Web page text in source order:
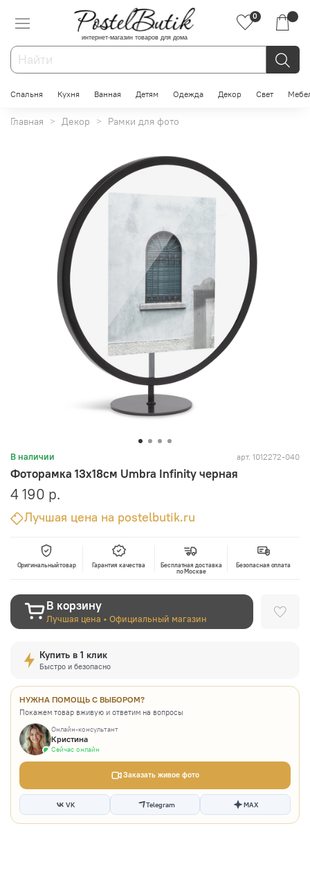
интернет-магазин товаров для дома
0
Спальня Кухня Ванная Детям Одежда Декор Свет
Главная Декор Рамки для фото
В наличии арт. 1012272-040
Фоторамка 13х18см Umbra Infinity черная
4 190 р.
Лучшая цена на postelbutik.ru
Оригинальный товар Гарантия качества
Бесплатная доставка
по Москве
Безопасная оплата
В корзину
Лучшая цена • Официальный магазин
Купить в 1 клик
Быстро и безопасно
НУЖНА ПОМОЩЬ С ВЫБОРОМ?
Покажем товар вживую и ответим на вопросы
Онлайн-консультант
Кристина
Сейчас онлайн
Заказать живое фото
VK Telegram MAX